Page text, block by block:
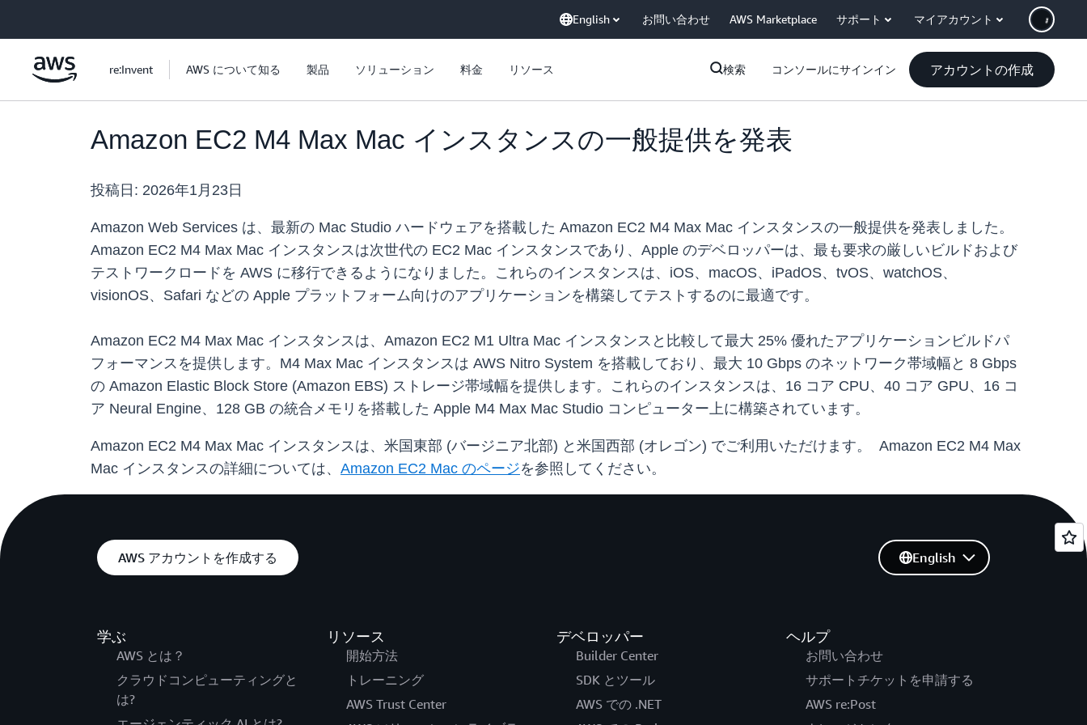
English お問い合わせ AWS Marketplace サポート マイアカウント
re:Invent AWS について知る 製品 ソリューション 料金 リソース 検索 コンソールにサインイン アカウントの作成
Amazon EC2 M4 Max Mac インスタンスの一般提供を発表
投稿日: 2026年1月23日
Amazon Web Services は、最新の Mac Studio ハードウェアを搭載した Amazon EC2 M4 Max Mac インスタンスの一般提供を発表しました。
Amazon EC2 M4 Max Mac インスタンスは次世代の EC2 Mac インスタンスであり、Apple のデベロッパーは、最も要求の厳しいビルドおよび
テストワークロードを AWS に移行できるようになりました。これらのインスタンスは、iOS、macOS、iPadOS、tvOS、watchOS、
visionOS、Safari などの Apple プラットフォーム向けのアプリケーションを構築してテストするのに最適です。
Amazon EC2 M4 Max Mac インスタンスは、Amazon EC2 M1 Ultra Mac インスタンスと比較して最大 25% 優れたアプリケーションビルドパ
フォーマンスを提供します。M4 Max Mac インスタンスは AWS Nitro System を搭載しており、最大 10 Gbps のネットワーク帯域幅と 8 Gbps
の Amazon Elastic Block Store (Amazon EBS) ストレージ帯域幅を提供します。これらのインスタンスは、16 コア CPU、40 コア GPU、16 コ
ア Neural Engine、128 GB の統合メモリを搭載した Apple M4 Max Mac Studio コンピューター上に構築されています。
Amazon EC2 M4 Max Mac インスタンスは、米国東部 (バージニア北部) と米国西部 (オレゴン) でご利用いただけます。 Amazon EC2 M4 Max
Mac インスタンスの詳細については、 Amazon EC2 Mac のページを参照してください。
AWS アカウントを作成する
学ぶ
AWS とは？
クラウドコンピューティングと
は?
リソース
開始方法
トレーニング
AWS Trust Center
デベロッパー
Builder Center
SDK とツール
AWS での .NET
ヘルプ
お問い合わせ
サポートチケットを申請する
AWS re:Post
English